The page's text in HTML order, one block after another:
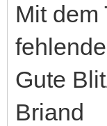
Mit dem
Gute
Briand